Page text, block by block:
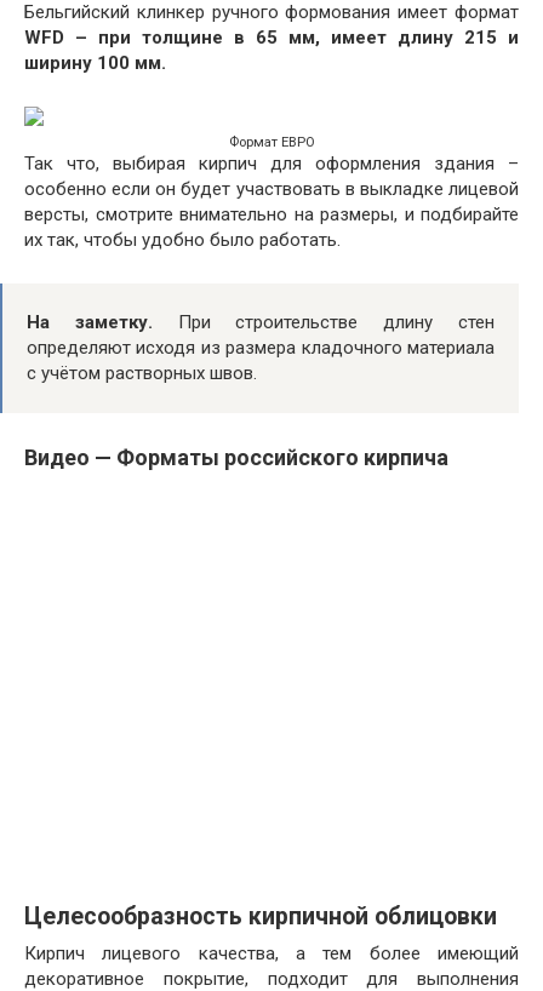
Бельгийский клинкер ручного формования имеет формат
WFD – при толщине в 65 мм, имеет длину 215 и
ширину 100 мм.
Формат ЕВРО
Так что, выбирая кирпич для оформления здания –
особенно если он будет участвовать в выкладке лицевой
версты, смотрите внимательно на размеры, и подбирайте
их так, чтобы удобно было работать.
На заметку. При строительстве длину стен
определяют исходя из размера кладочного материала
с учётом растворных швов.
Видео — Форматы российского кирпича
Целесообразность кирпичной облицовки
Кирпич лицевого качества, а тем более имеющий
декоративное покрытие, подходит для выполнения